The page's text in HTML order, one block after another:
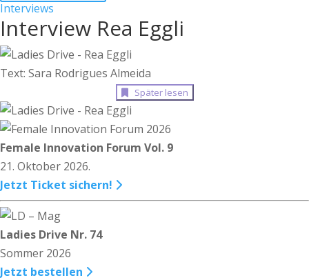
Interviews
Interview Rea Eggli
Text: Sara Rodrigues Almeida
Später lesen
Female Innovation Forum Vol. 9
21. Oktober 2026.
Jetzt Ticket sichern!
Ladies Drive Nr. 74
Sommer 2026
Jetzt bestellen